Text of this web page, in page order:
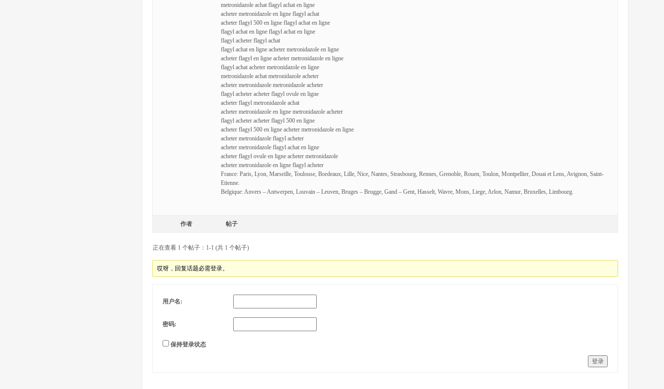
metronidazole achat flagyl achat en ligne
acheter metronidazole en ligne flagyl achat
acheter flagyl 500 en ligne flagyl achat en ligne
flagyl achat en ligne flagyl achat en ligne
flagyl acheter flagyl achat
flagyl achat en ligne acheter metronidazole en ligne
acheter flagyl en ligne acheter metronidazole en ligne
flagyl achat acheter metronidazole en ligne
metronidazole achat metronidazole acheter
acheter metronidazole metronidazole acheter
flagyl acheter acheter flagyl ovule en ligne
acheter flagyl metronidazole achat
acheter metronidazole en ligne metronidazole acheter
flagyl acheter acheter flagyl 500 en ligne
acheter flagyl 500 en ligne acheter metronidazole en ligne
acheter metronidazole flagyl acheter
acheter metronidazole flagyl achat en ligne
acheter flagyl ovule en ligne acheter metronidazole
acheter metronidazole en ligne flagyl acheter
France: Paris, Lyon, Marseille, Toulouse, Bordeaux, Lille, Nice, Nantes, Strasbourg, Rennes, Grenoble, Rouen, Toulon, Montpellier, Douai et Lens, Avignon, Saint-
Etienne.
Belgique: Anvers – Antwerpen, Louvain – Leuven, Bruges – Brugge, Gand – Gent, Hasselt, Wavre, Mons, Liege, Arlon, Namur, Bruxelles, Limbourg.
作者 帖子
正在查看 1 个帖子：1-1 (共 1 个帖子)
哎呀，回复话题必需登录。
用户名:
密码:
保持登录状态
登录